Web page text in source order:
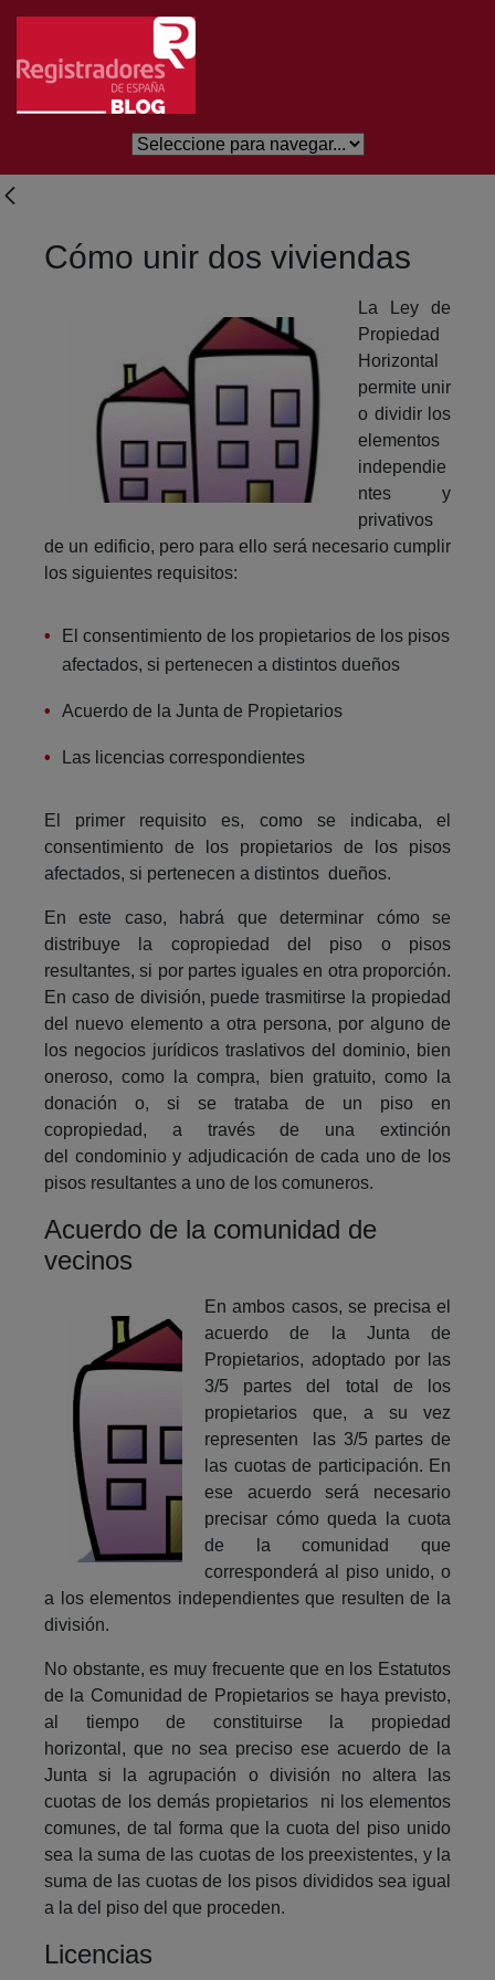
Salta al contingut principal
Cómo unir dos viviendas
La Ley de
Propiedad
Horizontal
permite unir
o dividir los
elementos
independie
ntes y
privativos
de un edificio, pero para ello será necesario cumplir
los siguientes requisitos:
El consentimiento de los propietarios de los pisos
afectados, si pertenecen a distintos dueños
Acuerdo de la Junta de Propietarios
Las licencias correspondientes
El primer requisito es, como se indicaba, el
consentimiento de los propietarios de los pisos
afectados, si pertenecen a distintos dueños.
En este caso, habrá que determinar cómo se
distribuye la copropiedad del piso o pisos
resultantes, si por partes iguales en otra proporción.
En caso de división, puede trasmitirse la propiedad
del nuevo elemento a otra persona, por alguno de
los negocios jurídicos traslativos del dominio, bien
oneroso, como la compra, bien gratuito, como la
donación o, si se trataba de un piso en
copropiedad, a través de una extinción
del condominio y adjudicación de cada uno de los
pisos resultantes a uno de los comuneros.
Acuerdo de la comunidad de
vecinos
En ambos casos, se precisa el
acuerdo de la Junta de
Propietarios, adoptado por las
3/5 partes del total de los
propietarios que, a su vez
representen las 3/5 partes de
las cuotas de participación. En
ese acuerdo será necesario
precisar cómo queda la cuota
de la comunidad que
corresponderá al piso unido, o
a los elementos independientes que resulten de la
división.
No obstante, es muy frecuente que en los Estatutos
de la Comunidad de Propietarios se haya previsto,
al tiempo de constituirse la propiedad
horizontal, que no sea preciso ese acuerdo de la
Junta si la agrupación o división no altera las
cuotas de los demás propietarios ni los elementos
comunes, de tal forma que la cuota del piso unido
sea la suma de las cuotas de los preexistentes, y la
suma de las cuotas de los pisos divididos sea igual
a la del piso del que proceden.
Licencias